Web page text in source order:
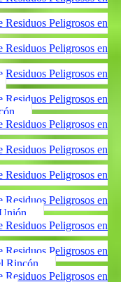
Residuos Peligrosos en
Residuos Peligrosos en
Residuos Peligrosos en
Residuos Peligrosos en
Residuos Peligrosos en
Residuos Peligrosos en
Residuos Peligrosos en
Residuos Peligrosos en
Residuos Peligrosos en
Residuos Peligrosos en
Rincón
Residuos Peligrosos en